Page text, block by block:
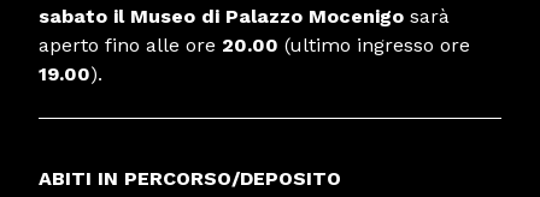
sabato il Museo di Palazzo Mocenigo sarà
aperto fino alle ore 20.00 (ultimo ingresso ore
19.00).
ABITI IN PERCORSO/DEPOSITO